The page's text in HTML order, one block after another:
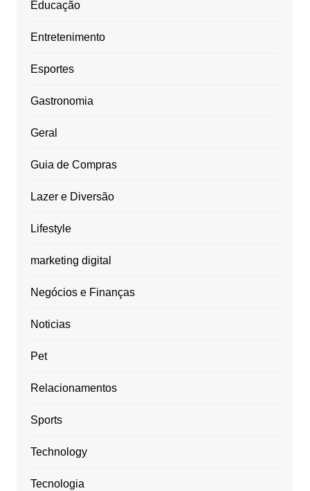
Educação
Entretenimento
Esportes
Gastronomia
Geral
Guia de Compras
Lazer e Diversão
Lifestyle
marketing digital
Negócios e Finanças
Noticias
Pet
Relacionamentos
Sports
Technology
Tecnologia